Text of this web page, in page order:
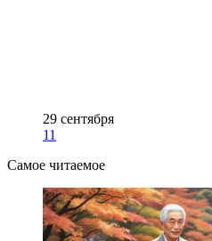
29 сентября
11
Самое читаемое